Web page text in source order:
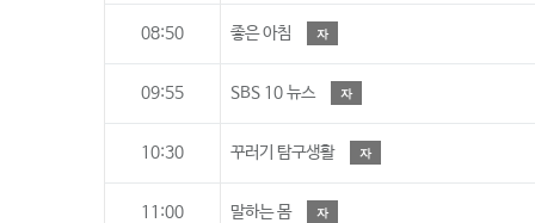
08:50 좋은 아침 자
09:55 SBS 10 뉴스 자
10:30 꾸러기 탐구생활 자
11:00 말하는 몸 자